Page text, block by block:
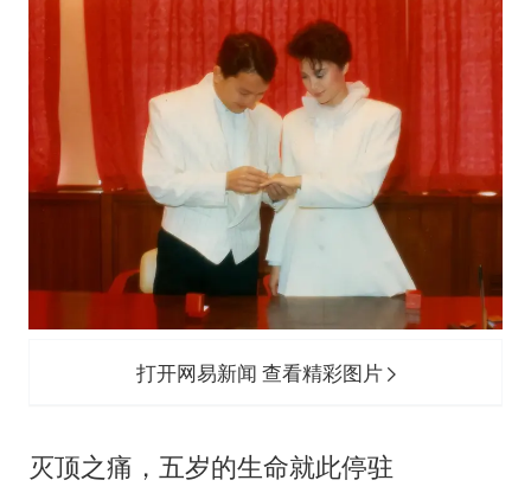
打开网易新闻 查看精彩图片
灭顶之痛，五岁的生命就此停驻